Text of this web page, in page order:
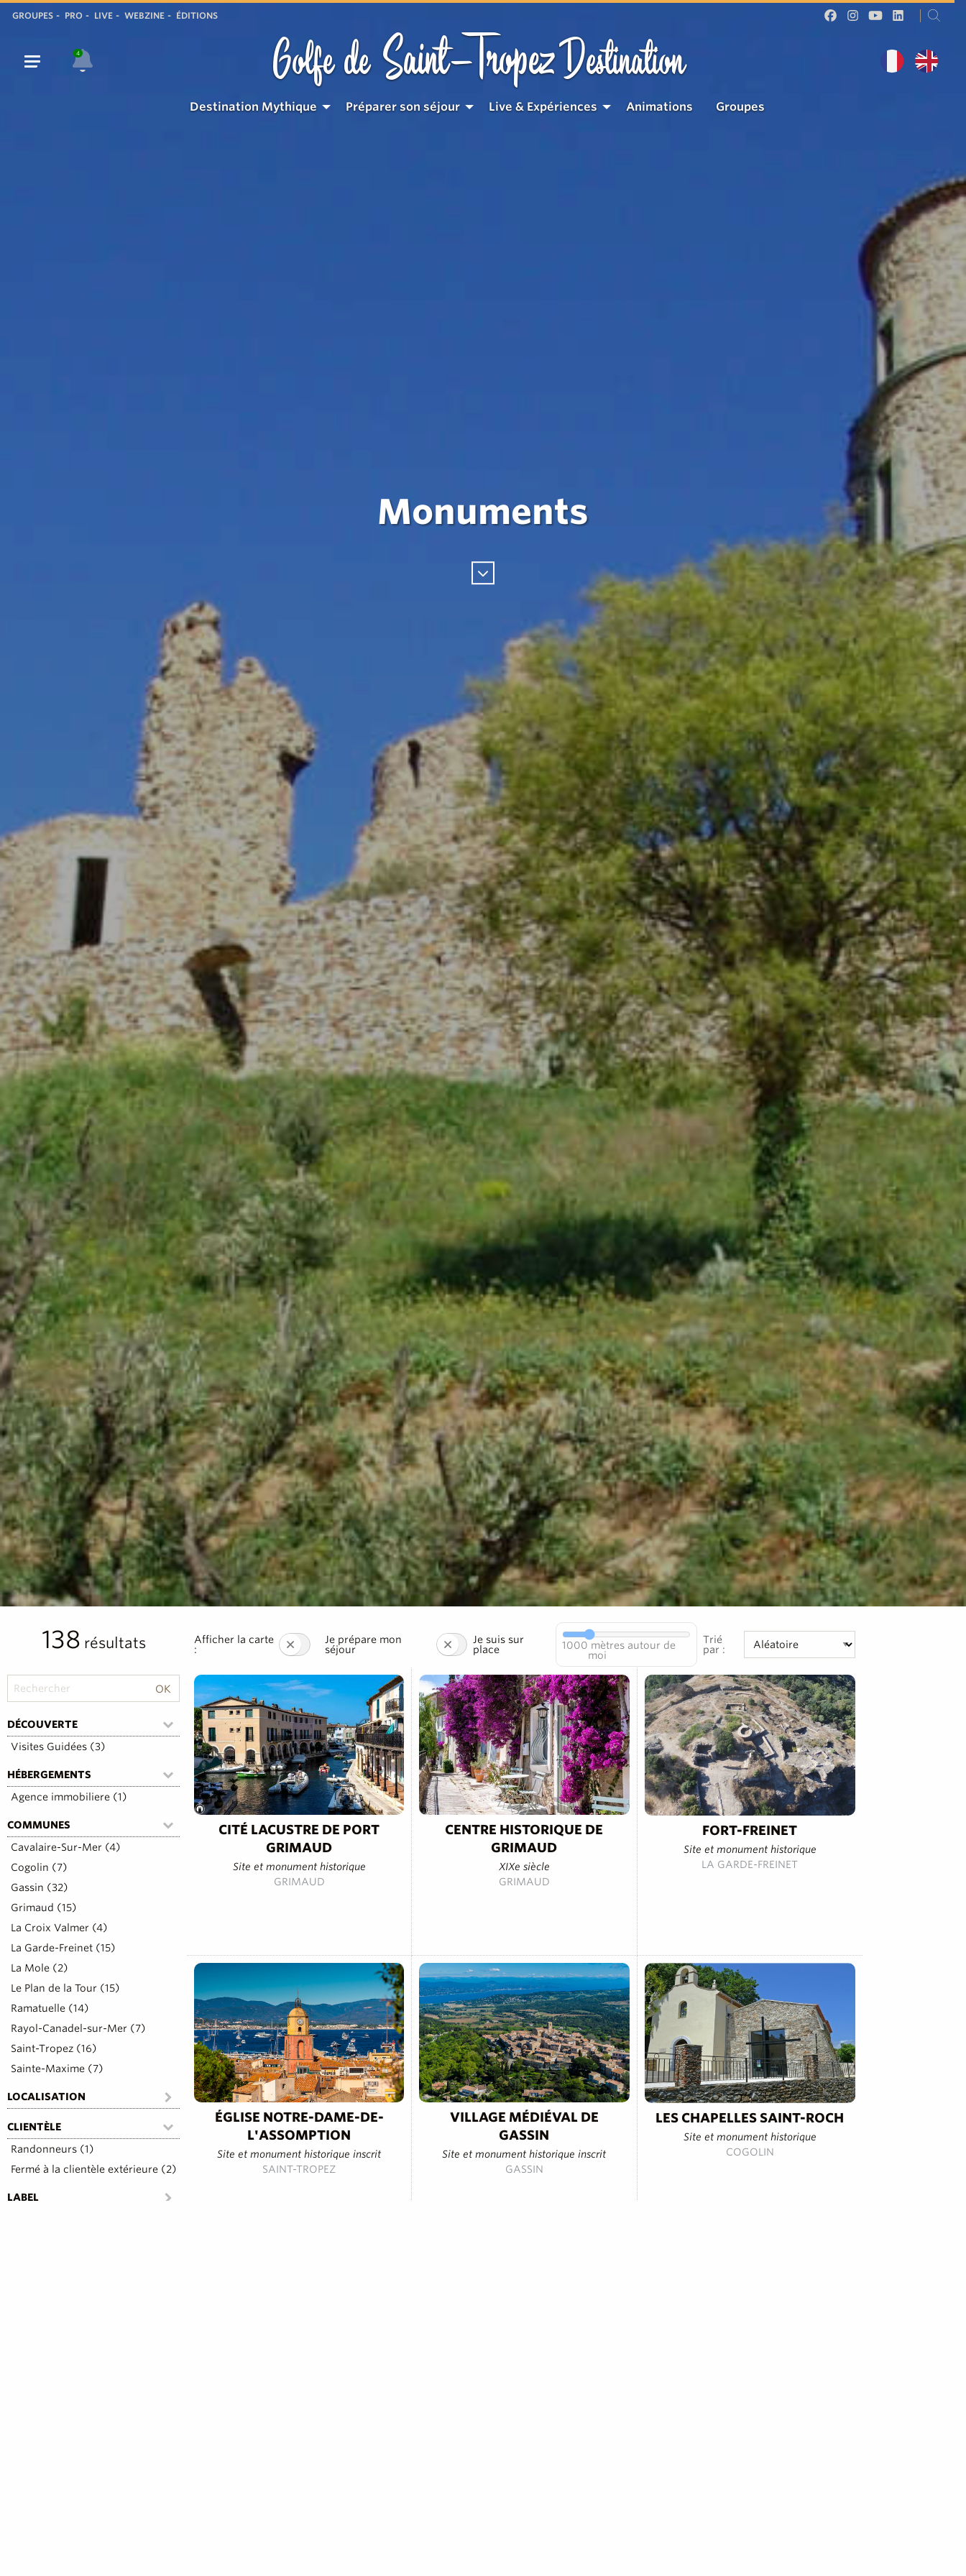
GROUPES PRO LIVE WEBZINE ÉDITIONS
4 Golfe de Saint-TropezDestination
Destination Mythique Préparer son séjour Live & Expériences Animations Groupes
Monuments
138 résultats
DÉCOUVERTE
Visites Guidées (3)
HÉBERGEMENTS
Agence immobiliere (1)
COMMUNES
Cavalaire-Sur-Mer (4)
Cogolin (7)
Gassin (32)
Grimaud (15)
La Croix Valmer (4)
La Garde-Freinet (15)
La Mole (2)
Le Plan de la Tour (15)
Ramatuelle (14)
Rayol-Canadel-sur-Mer (7)
Saint-Tropez (16)
Sainte-Maxime (7)
LOCALISATION
CLIENTÈLE
Randonneurs (1)
Fermé à la clientèle extérieure (2)
LABEL
Afficher la carte
:
Je prépare mon
séjour
Je suis sur
place
1000 mètres autour de
moi
Trié
par :
CITÉ LACUSTRE DE PORT
GRIMAUD
Site et monument historique
GRIMAUD
CENTRE HISTORIQUE DE
GRIMAUD
XIXe siècle
GRIMAUD
FORT-FREINET
Site et monument historique
LA GARDE-FREINET
ÉGLISE NOTRE-DAME-DE-
L'ASSOMPTION
Site et monument historique inscrit
SAINT-TROPEZ
VILLAGE MÉDIÉVAL DE
GASSIN
Site et monument historique inscrit
GASSIN
LES CHAPELLES SAINT-ROCH
Site et monument historique
COGOLIN